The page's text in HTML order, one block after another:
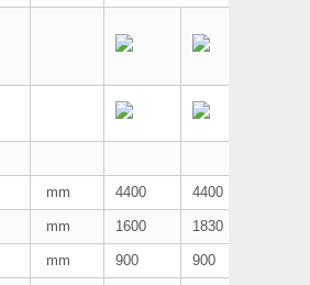
mm 4400 4400
mm 1600 1830
mm 900 900